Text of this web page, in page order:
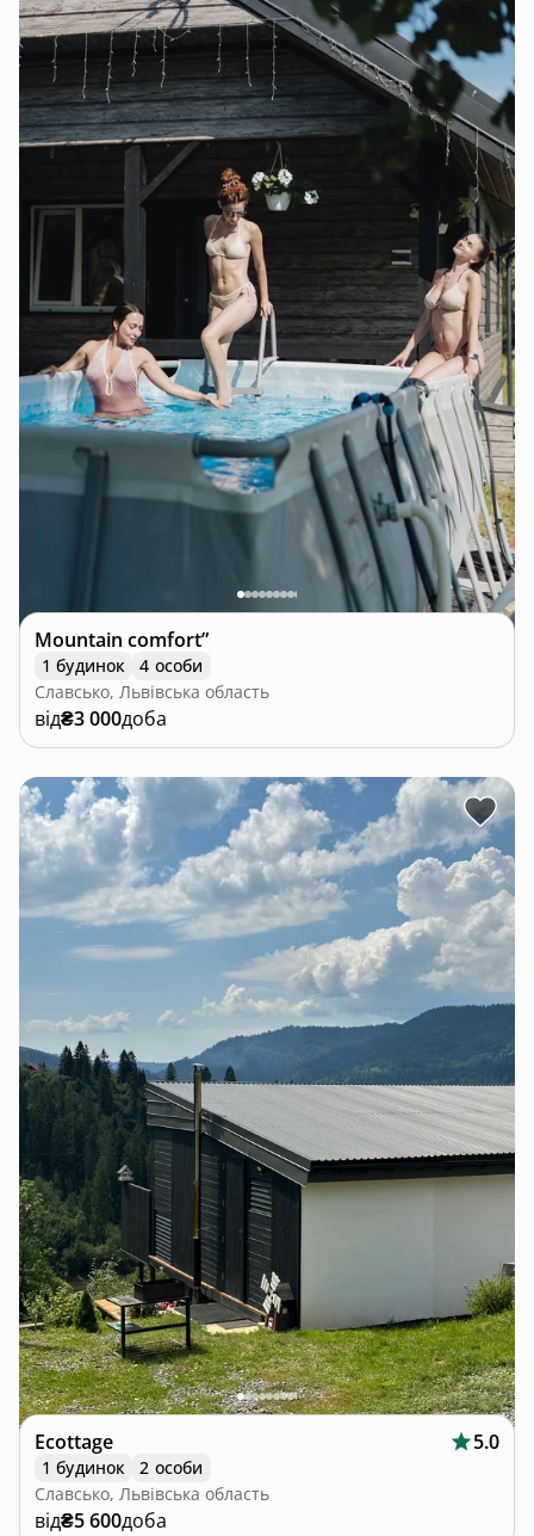
Mountain comfort”
1 будинок
4 особи
Славсько, Львівська область
від₴3 000доба
Ecottage 5.0
1 будинок
2 особи
Славсько, Львівська область
від₴5 600доба